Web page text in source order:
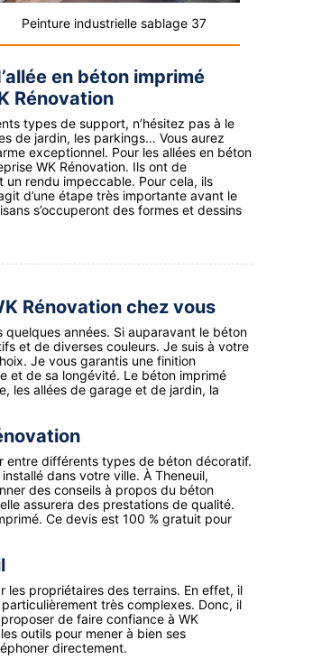
Peinture industrielle sablage 37
en béton imprimé
Rénovation
types de support, n’hésitez pas à le
de jardin, les parkings… Vous aurez
exceptionnel. Pour les allées en béton
WK Rénovation. Ils ont de
un rendu impeccable. Pour cela, ils
d’une étape très importante avant le
s’occuperont des formes et dessins
Rénovation chez vous
années. Si auparavant le béton
et de diverses couleurs. Je suis à votre
Je vous garantis une finition
et de sa longévité. Le béton imprimé
les allées de garage et de jardin, la
entre différents types de béton décoratif.
dans votre ville. À Theneuil,
des conseils à propos du béton
assurera des prestations de qualité.
Ce devis est 100 % gratuit pour
les propriétaires des terrains. En effet, il
très complexes. Donc, il
de faire confiance à WK
outils pour mener à bien ses
directement.